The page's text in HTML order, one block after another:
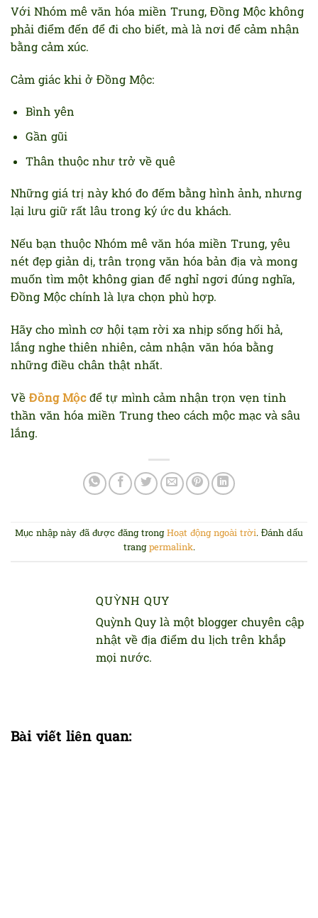
Với Nhóm mê văn hóa miền Trung, Đồng Mộc không
phải điểm đến để đi cho biết, mà là nơi để cảm nhận
bằng cảm xúc.
Cảm giác khi ở Đồng Mộc:
Bình yên
Gần gũi
Thân thuộc như trở về quê
Những giá trị này khó đo đếm bằng hình ảnh, nhưng
lại lưu giữ rất lâu trong ký ức du khách.
Nếu bạn thuộc Nhóm mê văn hóa miền Trung, yêu
nét đẹp giản dị, trân trọng văn hóa bản địa và mong
muốn tìm một không gian để nghỉ ngơi đúng nghĩa,
Đồng Mộc chính là lựa chọn phù hợp.
Hãy cho mình cơ hội tạm rời xa nhịp sống hối hả,
lắng nghe thiên nhiên, cảm nhận văn hóa bằng
những điều chân thật nhất.
Về Đồng Mộcđể tự mình cảm nhận trọn vẹn tinh
thần văn hóa miền Trung theo cách mộc mạc và sâu
lắng.
Mục nhập này đã được đăng trong Hoạt động ngoài trời. Đánh dấu
trang permalink.
QUỲNH QUY
Quỳnh Quy là một blogger chuyên cập
nhật về địa điểm du lịch trên khắp
mọi nước.
Bài viết liên quan: